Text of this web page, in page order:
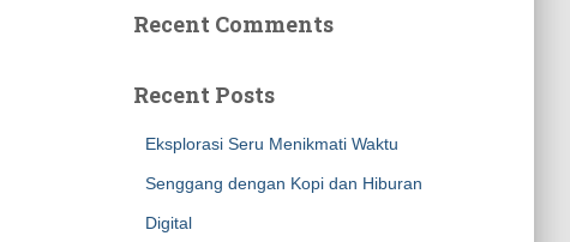
Recent Comments
Recent Posts
Eksplorasi Seru Menikmati Waktu
Senggang dengan Kopi dan Hiburan
Digital